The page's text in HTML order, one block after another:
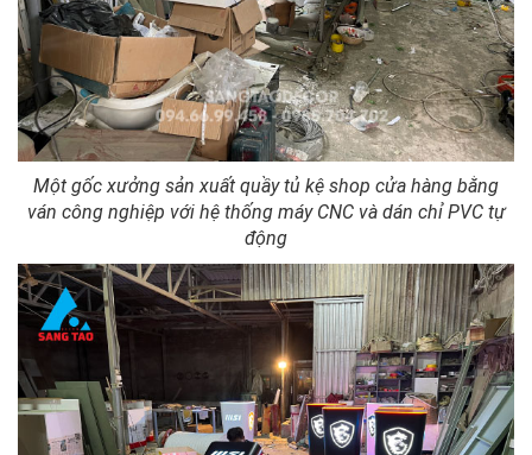
Một gốc xưởng sản xuất quầy tủ kệ shop cửa hàng bằng
ván công nghiệp với hệ thống máy CNC và dán chỉ PVC tự
động